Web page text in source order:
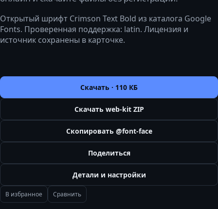
Открытый шрифт Crimson Text Bold из каталога Google
Fonts. Проверенная поддержка: latin. Лицензия и
источник сохранены в карточке.
Скачать · 110 КБ
Скачать web-kit ZIP
Скопировать @font-face
Поделиться
Детали и настройки
В избранное Сравнить